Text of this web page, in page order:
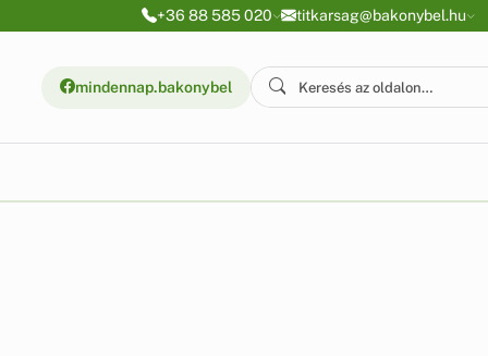
+36 88 585 020 titkarsag@bakonybel.hu
mindennap.bakonybel